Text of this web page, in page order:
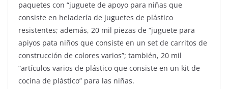
paquetes con “juguete de apoyo para niñas que
consiste en heladería de juguetes de plástico
resistentes; además, 20 mil piezas de “juguete para
apiyos pata niños que consiste en un set de carritos de
construcción de colores varios”; también, 20 mil
“artículos varios de plástico que consiste en un kit de
cocina de plástico” para las niñas.